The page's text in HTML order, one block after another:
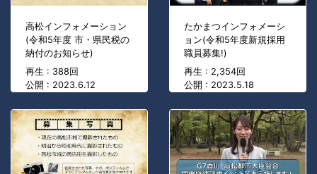
高松インフォメーション
(令和5年度 市・県民税の
納付のお知らせ)
再生 : 388回
公開 : 2023.6.12
たかまつインフォメーシ
ョン(令和5年度新規採用
職員募集!)
再生 : 2,354回
公開 : 2023.5.18